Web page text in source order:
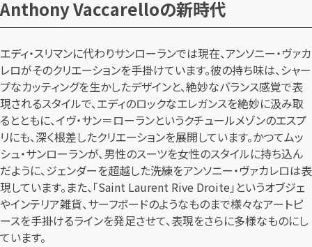
Anthony Vaccarelloの新時代
エディ・スリマンに代わりサンローランでは現在、アンソニー・ヴァカ
レロがそのクリエーションを手掛けています。彼の持ち味は、シャー
プなカッティングを生かしたデザインと、絶妙なバランス感覚で表
現されるスタイルで、エディのロックなエレガンスを絶妙に汲み取
るとともに、イヴ・サン＝ローランというクチュールメゾンのエスプ
リにも、深く根差したクリエーションを展開しています。かつてムッ
シュ・サンローランが、男性のスーツを女性のスタイルに持ち込ん
だように、ジェンダーを超越した洗練をアンソニー・ヴァカレロは表
現しています。また、「Saint Laurent Rive Droite」というオブジェ
やインテリア雑貨、サーフボードのようなものまで様々なアートピ
ースを手掛けるラインを発足させて、表現をさらに多様なものにし
ています。